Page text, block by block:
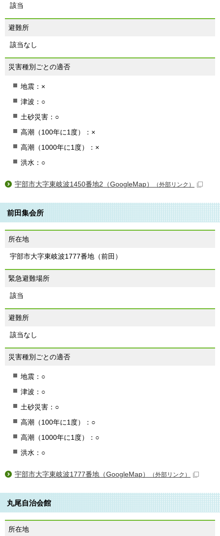
該当
避難所
該当なし
災害種別ごとの適否
地震：×
津波：○
土砂災害：○
高潮（100年に1度）：×
高潮（1000年に1度）：×
洪水：○
宇部市大字東岐波1450番地2（GoogleMap） （外部リンク）
前田集会所
所在地
宇部市大字東岐波1777番地（前田）
緊急避難場所
該当
避難所
該当なし
災害種別ごとの適否
地震：○
津波：○
土砂災害：○
高潮（100年に1度）：○
高潮（1000年に1度）：○
洪水：○
宇部市大字東岐波1777番地（GoogleMap） （外部リンク）
丸尾自治会館
所在地